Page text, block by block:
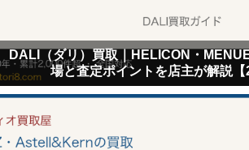
DALI（ダリ）買取｜HELICON・
場と査定ポイントを店主が解説【